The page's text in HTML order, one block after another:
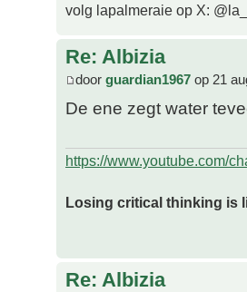
volg lapalmeraie op X:
Re: Albizia
door guardian1967 op 21
De ene zegt water
https://www.youtube.com/
Losing critical thinking is
Re: Albizia